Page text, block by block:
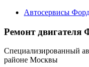
Автосервисы
Ремонт двигателя
Специализированный
районе Москвы